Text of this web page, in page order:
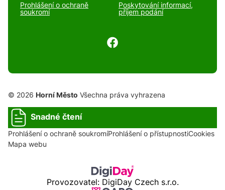
Prohlášení o ochraně
soukromí
Poskytování informací,
příjem podání
© 2026 Horní Město Všechna práva vyhrazena
Snadné čtení
Prohlášení o ochraně soukromíProhlášení o přístupnostiCookies
Mapa webu
Provozovatel: DigiDay Czech s.r.o.